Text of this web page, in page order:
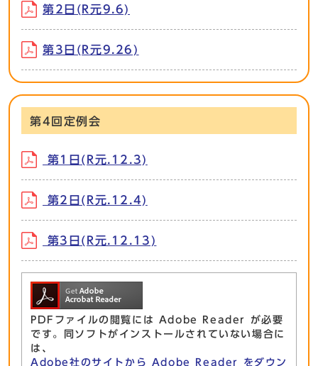
第2日(R元9.6)
第3日(R元9.26)
第4回定例会
第1日(R元.12.3)
第2日(R元.12.4)
第3日(R元.12.13)
PDFファイルの閲覧には Adobe Reader が必要
です。同ソフトがインストールされていない場合に
は、
Adobe社のサイトから Adobe Reader をダウン